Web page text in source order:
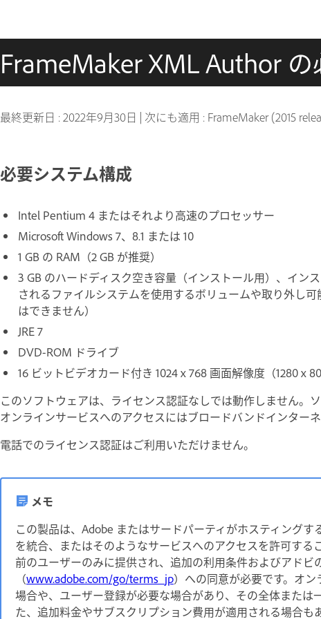
FrameMaker XML Author
最終更新日 :2022年9月30日 | 次にも適用 : FrameMaker (2015
必要システム構成
Intel Pentium 4 またはそれより高速のプロセッサー
Microsoft Windows 7、8.1 または 10
1 GB の RAM（2 GB が推奨）
3 GB のハードディスク空き容量（インストール用）、イン
されるファイルシステムを使用するボリュームや取り外し
はできません）
JRE 7
DVD-ROM ドライブ
16 ビットビデオカード付き 1024 x 768 画面解像度（1280 x
このソフトウェアは、ライセンス認証なしでは動作しません。
オンラインサービスへのアクセスにはブロードバンドインター
電話でのライセンス認証はご利用いただけません。
メモ
この製品は、Adobe またはサードパーティがホスティング
を統合、またはそのようなサービスへのアクセスを許可す
前のユーザーのみに提供され、追加の利用条件およびアドビ
（www.adobe.com/go/terms_jp）への同意が必要です。オ
場合や、ユーザー登録が必要な場合があり、その全体また
た、追加料金やサブスクリプション費用が適用される場合も